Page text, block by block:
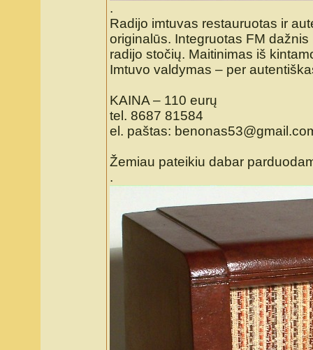
.
Radijo imtuvas restauruotas ir
originalūs. Integruotas FM
radijo stočių. Maitinimas iš
Imtuvo valdymas – per
KAINA – 110 eurų
tel. 8687 81584
el. paštas:
Žemiau pateikiu dabar
.